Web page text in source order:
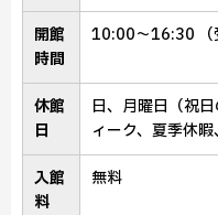
開館
時間
10:00～16:30 （
休館
日
日、月曜日（祝
ィーク、夏季休
入館
料
無料